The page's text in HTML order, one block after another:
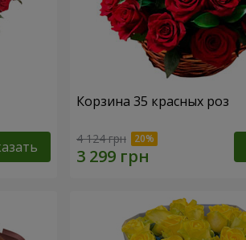
Корзина 35 красных роз
4 124 грн